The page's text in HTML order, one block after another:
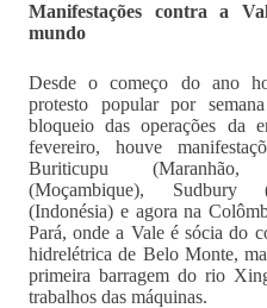
Manifestações contra a
mundo
Desde o começo do ano
protesto popular por
bloqueio das operações da
fevereiro, houve
Buriticupu
(Moçambique), Sudbury
(Indonésia) e agora na
Pará, onde a Vale é sócia do
hidrelétrica de Belo Monte,
primeira barragem do rio
trabalhos das máquinas.